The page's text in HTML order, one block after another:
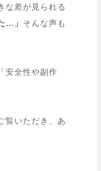
な差が見られる
…」 そんな声も
安全性や副作
覧いただき、あ